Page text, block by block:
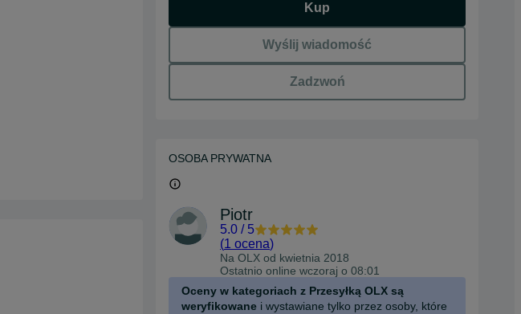
Kup
Wyślij wiadomość
Zadzwoń
OSOBA PRYWATNA
Piotr
5.0 / 5
(1 ocena)
Na OLX od kwietnia 2018
Ostatnio online wczoraj o 08:01
Oceny w kategoriach z Przesyłką OLX są
weryfikowane i wystawiane tylko przez osoby, które